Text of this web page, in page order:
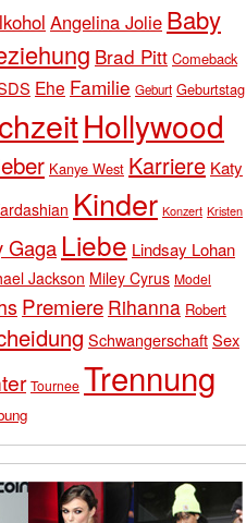
Angelina Jolie Baby
Brad Pitt Comeback
Ehe Familie Geburt Geburtstag
Hollywood
Kanye West Karriere Katy
Kinder Konzert Kristen
Gaga Liebe Lindsay Lohan
Jackson Miley Cyrus Model
Premiere Rihanna Robert
SchwangerschaftSex
Tournee Trennung